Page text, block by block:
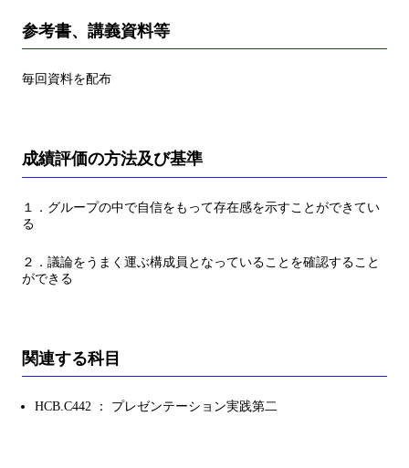
参考書、講義資料等
毎回資料を配布
成績評価の方法及び基準
１．グループの中で自信をもって存在感を示すことができてい
る
２．議論をうまく運ぶ構成員となっていることを確認すること
ができる
関連する科目
HCB.C442 ： プレゼンテーション実践第二